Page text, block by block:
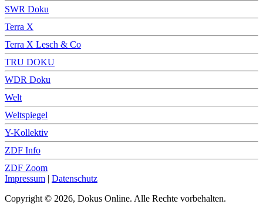
SWR Doku
Terra X
Terra X Lesch & Co
TRU DOKU
WDR Doku
Welt
Weltspiegel
Y-Kollektiv
ZDF Info
ZDF Zoom
Impressum | Datenschutz
Copyright © 2026, Dokus Online. Alle Rechte vorbehalten.